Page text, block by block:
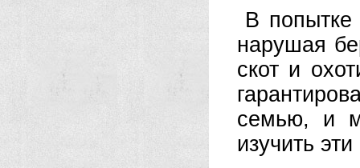
В
нарушая
скот и
семью, и
изучить